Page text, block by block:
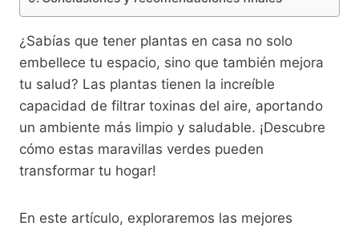
¿Sabías que tener plantas en casa no solo
embellece tu espacio, sino que también mejora
tu salud? Las plantas tienen la increíble
capacidad de filtrar toxinas del aire, aportando
un ambiente más limpio y saludable. ¡Descubre
cómo estas maravillas verdes pueden
transformar tu hogar!
En este artículo, exploraremos las mejores